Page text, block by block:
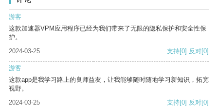
游客
这款加速器VPM应用程序已经为我们带来了无限的隐私保护和安全性保
护。
2024-03-25
支持[0] 反对[0]
游客
这款app是我学习路上的良师益友，让我能够随时随地学习新知识，拓宽
视野。
2024-03-25
支持[0] 反对[0]